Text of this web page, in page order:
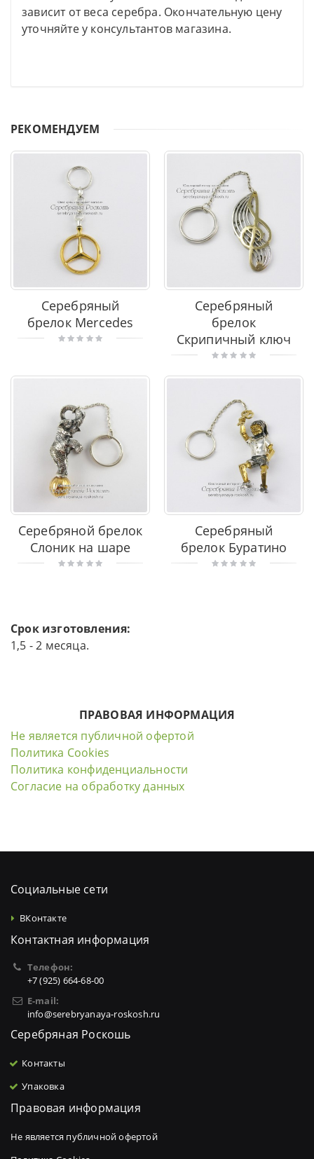
зависит от веса серебра. Окончательную цену
уточняйте у консультантов магазина.
РЕКОМЕНДУЕМ
Серебряный
брелок Mercedes
Серебряный
брелок
Скрипичный ключ
Серебряной брелок
Слоник на шаре
Серебряный
брелок Буратино
Срок изготовления:
1,5 - 2 месяца.
ПРАВОВАЯ ИНФОРМАЦИЯ
Не является публичной офертой
Политика Cookies
Политика конфиденциальности
Согласие на обработку данных
Социальные сети
ВКонтакте
Контактная информация
Телефон:
+7 (925) 664-68-00
E-mail:
info@serebryanaya-roskosh.ru
Серебряная Роскошь
Контакты
Упаковка
Правовая информация
Не является публичной офертой